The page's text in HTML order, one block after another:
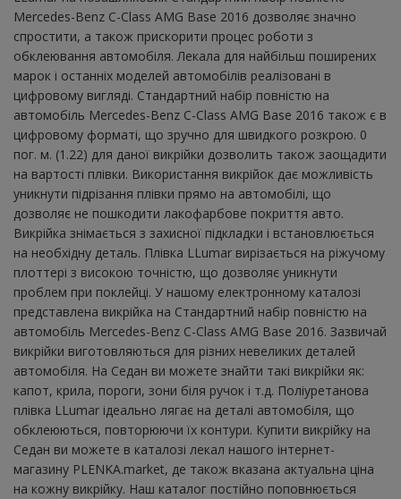
Mercedes-Benz C-Class AMG Base 2016 дозволяє значно
спростити, а також прискорити процес роботи з
обклеювання автомобіля. Лекала для найбільш поширених
марок і останніх моделей автомобілів реалізовані в
цифровому вигляді. Стандартний набір повністю на
автомобіль Mercedes-Benz C-Class AMG Base 2016 також є в
цифровому форматі, що зручно для швидкого розкрою. 0
пог. м. (1.22) для даної викрійки дозволить також заощадити
на вартості плівки. Використання викрійок дає можливість
уникнути підрізання плівки прямо на автомобілі, що
дозволяє не пошкодити лакофарбове покриття авто.
Викрійка знімається з захисної підкладки і встановлюється
на необхідну деталь. Плівка LLumar вирізається на ріжучому
плоттері з високою точністю, що дозволяє уникнути
проблем при поклейці. У нашому електронному каталозі
представлена ​​викрійка на Стандартний набір повністю на
автомобіль Mercedes-Benz C-Class AMG Base 2016. Зазвичай
викрійки виготовляються для різних невеликих деталей
автомобіля. На Седан ви можете знайти такі викрійки як:
капот, крила, пороги, зони біля ручок і т.д. Поліуретанова
плівка LLumar ідеально лягає на деталі автомобіля, що
обклеюються, повторюючи їх контури. Купити викрійку на
Седан ви можете в каталозі лекал нашого інтернет-
магазину PLENKA.market, де також вказана актуальна ціна
на кожну викрійку. Наш каталог постійно поповнюється